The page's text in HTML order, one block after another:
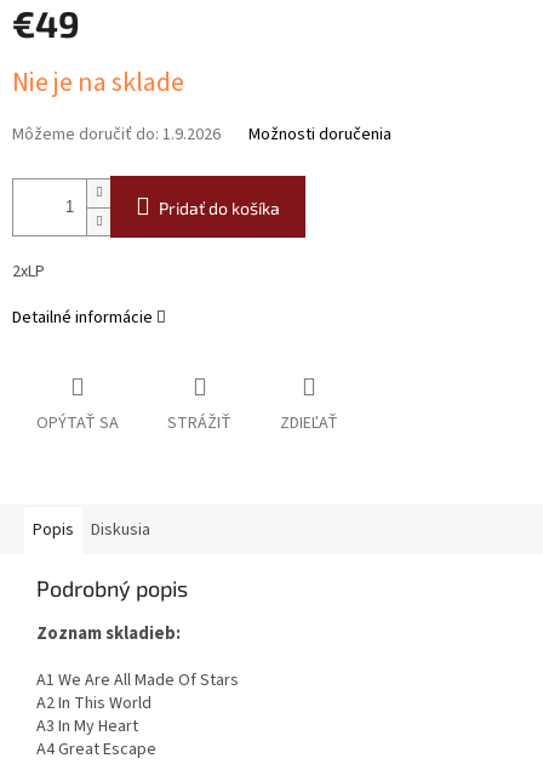
€49
cena:
Nie je na sklade
Môžeme doručiť do: 1.9.2026 Možnosti doručenia
Pridať do košíka
2xLP
Detailné informácie
OPÝTAŤ SA STRÁŽIŤ ZDIEĽAŤ
Popis Diskusia
Podrobný popis
Zoznam skladieb:
A1 We Are All Made Of Stars
A2 In This World
A3 In My Heart
A4 Great Escape